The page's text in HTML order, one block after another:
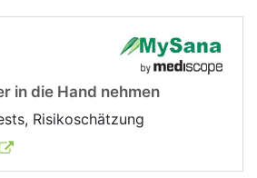
in die Hand nehmen
Risikoschätzung